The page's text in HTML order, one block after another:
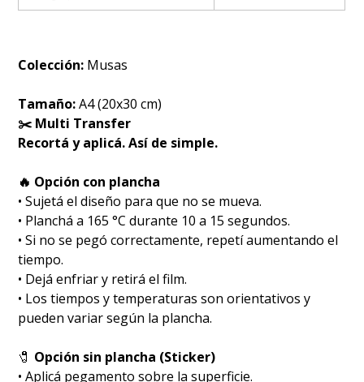
Colección: Musas
Tamaño:A4 (20x30 cm)
✂️ Multi Transfer
Recortá y aplicá. Así de simple.
🔥 Opción con plancha
• Sujetá el diseño para que no se mueva.
• Planchá a 165 °C durante 10 a 15 segundos.
• Si no se pegó correctamente, repetí aumentando el
tiempo.
• Dejá enfriar y retirá el film.
• Los tiempos y temperaturas son orientativos y
pueden variar según la plancha.
🧷 Opción sin plancha (Sticker)
• Aplicá pegamento sobre la superficie.